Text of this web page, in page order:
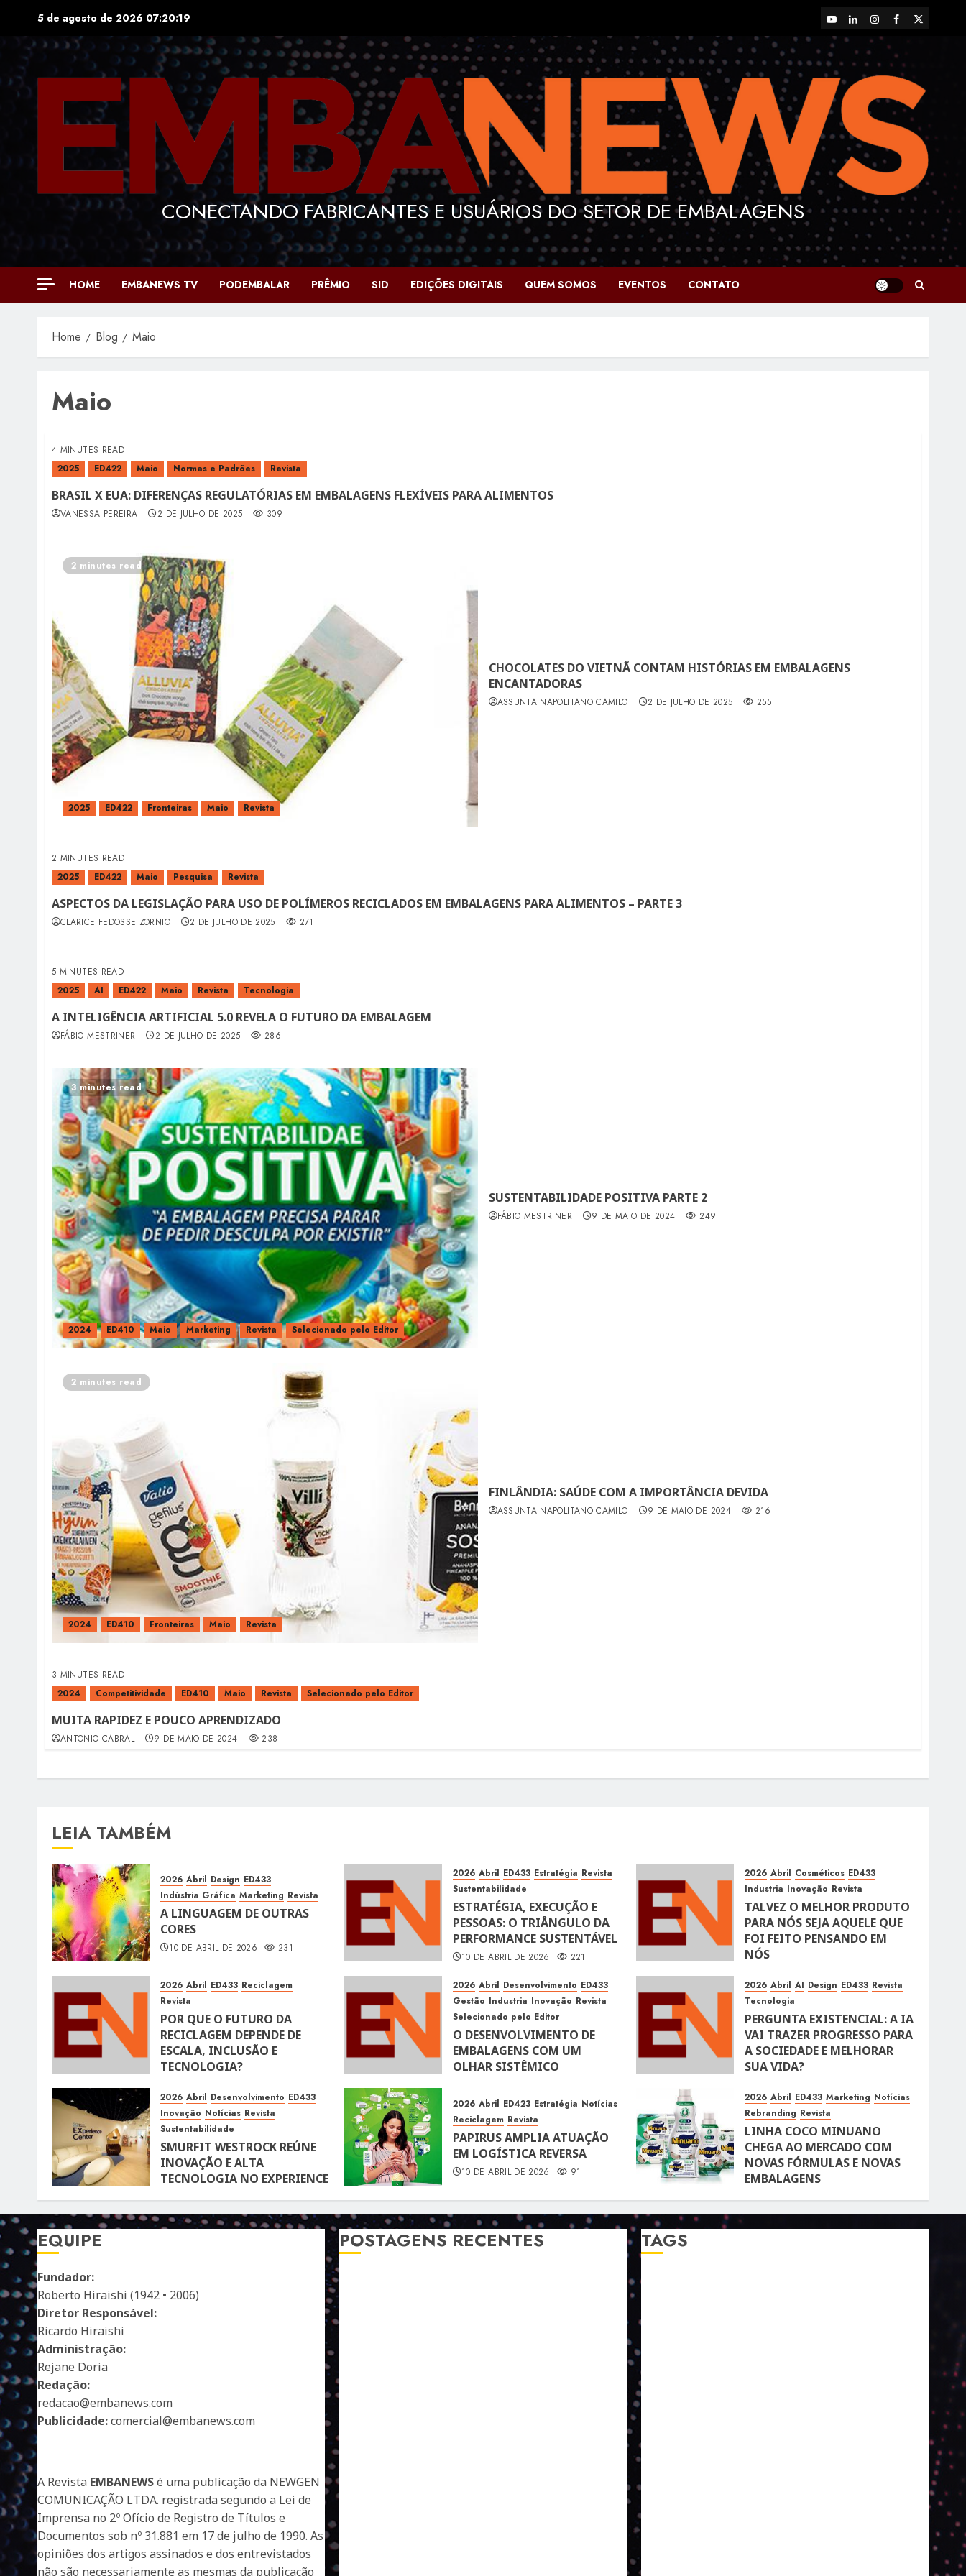
content
5 de agosto de 2026 07:20:21 YouTubeLinkedInInstagram
Facebook
X
CONECTANDO FABRICANTES E USUÁRIOS DO SETOR DE EMBALAGENS
HOME EMBANEWS TV PODEMBALAR PRÊMIO SID EDIÇÕES DIGITAIS QUEM SOMOS EVENTOS CONTATO
Home Blog Maio
Maio
4 MINUTES READ
2025
ED422 Maio Normas e Padrões Revista
BRASIL X EUA: DIFERENÇAS REGULATÓRIAS EM EMBALAGENS FLEXÍVEIS PARA ALIMENTOS
VANESSA PEREIRA 2 DE JULHO DE 2025 309
2 minutes read
2025 ED422 Fronteiras Maio Revista
CHOCOLATES DO VIETNÃ CONTAM HISTÓRIAS EM EMBALAGENS
ENCANTADORAS
ASSUNTA NAPOLITANO CAMILO 2 DE JULHO DE 2025 255
2 MINUTES READ
2025
ED422 Maio Pesquisa Revista
ASPECTOS DA LEGISLAÇÃO PARA USO DE POLÍMEROS RECICLADOS EM EMBALAGENS PARA ALIMENTOS – PARTE 3
CLARICE FEDOSSE ZORNIO 2 DE JULHO DE 2025 271
5 MINUTES READ
2025
AI ED422 Maio Revista Tecnologia
A INTELIGÊNCIA ARTIFICIAL 5.0 REVELA O FUTURO DA EMBALAGEM
FÁBIO MESTRINER 2 DE JULHO DE 2025 286
3 minutes read
2024 ED410 Maio Marketing Revista Selecionado pelo Editor
SUSTENTABILIDADE POSITIVA PARTE 2
FÁBIO MESTRINER 9 DE MAIO DE 2024 249
2 minutes read
2024 ED410 Fronteiras Maio Revista
FINLÂNDIA: SAÚDE COM A IMPORTÂNCIA DEVIDA
ASSUNTA NAPOLITANO CAMILO 9 DE MAIO DE 2024 216
3 MINUTES READ
2024
Competitividade ED410 Maio Revista Selecionado pelo Editor
MUITA RAPIDEZ E POUCO APRENDIZADO
ANTONIO CABRAL 9 DE MAIO DE 2024 238
LEIA TAMBÉM
2026 Abril Design ED433
Indústria Gráfica Marketing Revista
A LINGUAGEM DE OUTRAS
CORES
10 DE ABRIL DE 2026 231
2026 Abril ED433 Estratégia Revista
Sustentabilidade
ESTRATÉGIA, EXECUÇÃO E
PESSOAS: O TRIÂNGULO DA
PERFORMANCE SUSTENTÁVEL
10 DE ABRIL DE 2026 221
2026 Abril Cosméticos ED433
Industria Inovação Revista
TALVEZ O MELHOR PRODUTO
PARA NÓS SEJA AQUELE QUE
FOI FEITO PENSANDO EM
NÓS
2026 Abril ED433 Reciclagem
Revista
POR QUE O FUTURO DA
RECICLAGEM DEPENDE DE
ESCALA, INCLUSÃO E
TECNOLOGIA?
2026 Abril Desenvolvimento ED433
Gestão Industria Inovação Revista
Selecionado pelo Editor
O DESENVOLVIMENTO DE
EMBALAGENS COM UM
OLHAR SISTÊMICO
2026 Abril AI Design ED433 Revista
Tecnologia
PERGUNTA EXISTENCIAL: A IA
VAI TRAZER PROGRESSO PARA
A SOCIEDADE E MELHORAR
SUA VIDA?
2026 Abril Desenvolvimento ED433
Inovação Notícias Revista
Sustentabilidade
SMURFIT WESTROCK REÚNE
INOVAÇÃO E ALTA
TECNOLOGIA NO EXPERIENCE
10 DE ABRIL DE 2026 118
2026 Abril ED423 Estratégia Notícias
Reciclagem Revista
PAPIRUS AMPLIA ATUAÇÃO
EM LOGÍSTICA REVERSA
10 DE ABRIL DE 2026 91
2026 Abril ED433 Marketing Notícias
Rebranding Revista
LINHA COCO MINUANO
CHEGA AO MERCADO COM
NOVAS FÓRMULAS E NOVAS
EMBALAGENS
10 DE ABRIL DE 2026 122
EQUIPE
Fundador:
Roberto Hiraishi (1942 • 2006)
Diretor Responsável:
Ricardo Hiraishi
Administração:
Rejane Doria
Redação:
redacao@embanews.com
Publicidade:comercial@embanews.com
A Revista EMBANEWSé uma publicação da NEWGEN
COMUNICAÇÃO LTDA. registrada segundo a Lei de
Imprensa no 2º Ofício de Registro de Títulos e
Documentos sob nº 31.881 em 17 de julho de 1990. As
opiniões dos artigos assinados e dos entrevistados
não são necessariamente as mesmas da publicação
POSTAGENS RECENTES
A LINGUAGEM DE OUTRAS CORES
ESCALA, INCLUSÃO E TECNOLOGIA?
O DESENVOLVIMENTO DE EMBALAGENS COM UM
PERGUNTA EXISTENCIAL: A IA VAI TRAZER
PROGRESSO PARA A SOCIEDADE E MELHORAR SUA
VIDA?
SMURFIT WESTROCK REÚNE INOVAÇÃO E ALTA
PAPIRUS AMPLIA ATUAÇÃO EM LOGÍSTICA REVERSA
LINHA COCO MINUANO CHEGA AO MERCADO COM
TAGS